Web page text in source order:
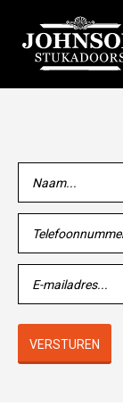
VERSTUREN